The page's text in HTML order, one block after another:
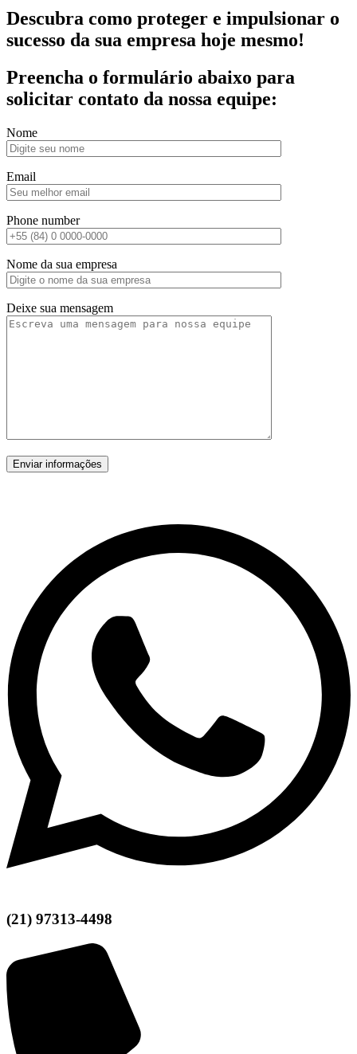
Descubra como proteger e impulsionar o
sucesso da sua empresa hoje mesmo!
Preencha o formulário abaixo para
solicitar contato da nossa equipe:
Nome
Email
Phone number
Nome da sua empresa
Deixe sua mensagem
(21) 97313-4498